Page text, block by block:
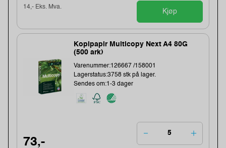
14,- Eks. Mva.
Kjøp
Kopipapir Multicopy Next A4 80G
(500 ark)
Varenummer:126667 /158001
Lagerstatus:3758 stk på lager.
Sendes om:1-3 dager
73,-